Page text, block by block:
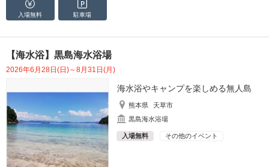
入場無料 駐車場
【海水浴】黒島海水浴場
2026年6月28日(日)～8月31日(月)
海水浴やキャンプを楽しめる無人島
熊本県
天草市
黒島海水浴場
入場無料 その他のイベント